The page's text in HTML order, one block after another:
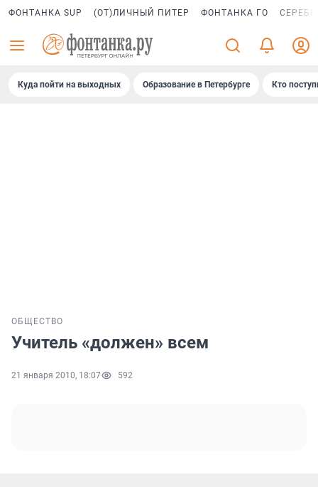
ФОНТАНКА SUP (ОТ)ЛИЧНЫЙ ПИТЕР ФОНТАНКА ГО
Куда пойти на выходных Образование в Петербурге Кто
ОБЩЕСТВО
Учитель «должен» всем
21 января 2010, 18:07 592